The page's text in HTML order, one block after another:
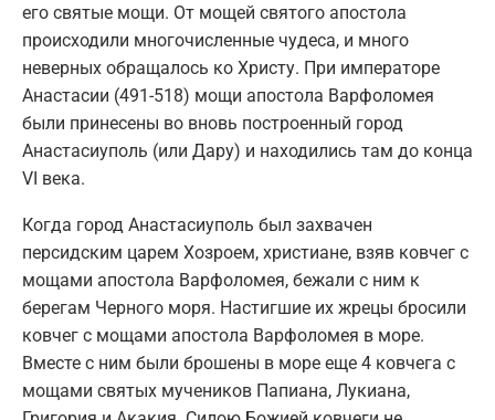
его святые мощи. От мощей святого апостола
происходили многочисленные чудеса, и много
неверных обращалось ко Христу. При императоре
Анастасии (491-518) мощи апостола Варфоломея
были принесены во вновь построенный город
Анастасиуполь (или Дару) и находились там до конца
VI века.
Когда город Анастасиуполь был захвачен
персидским царем Хозроем, христиане, взяв ковчег с
мощами апостола Варфоломея, бежали с ним к
берегам Черного моря. Настигшие их жрецы бросили
ковчег с мощами апостола Варфоломея в море.
Вместе с ним были брошены в море еще 4 ковчега с
мощами святых мучеников Папиана, Лукиана,